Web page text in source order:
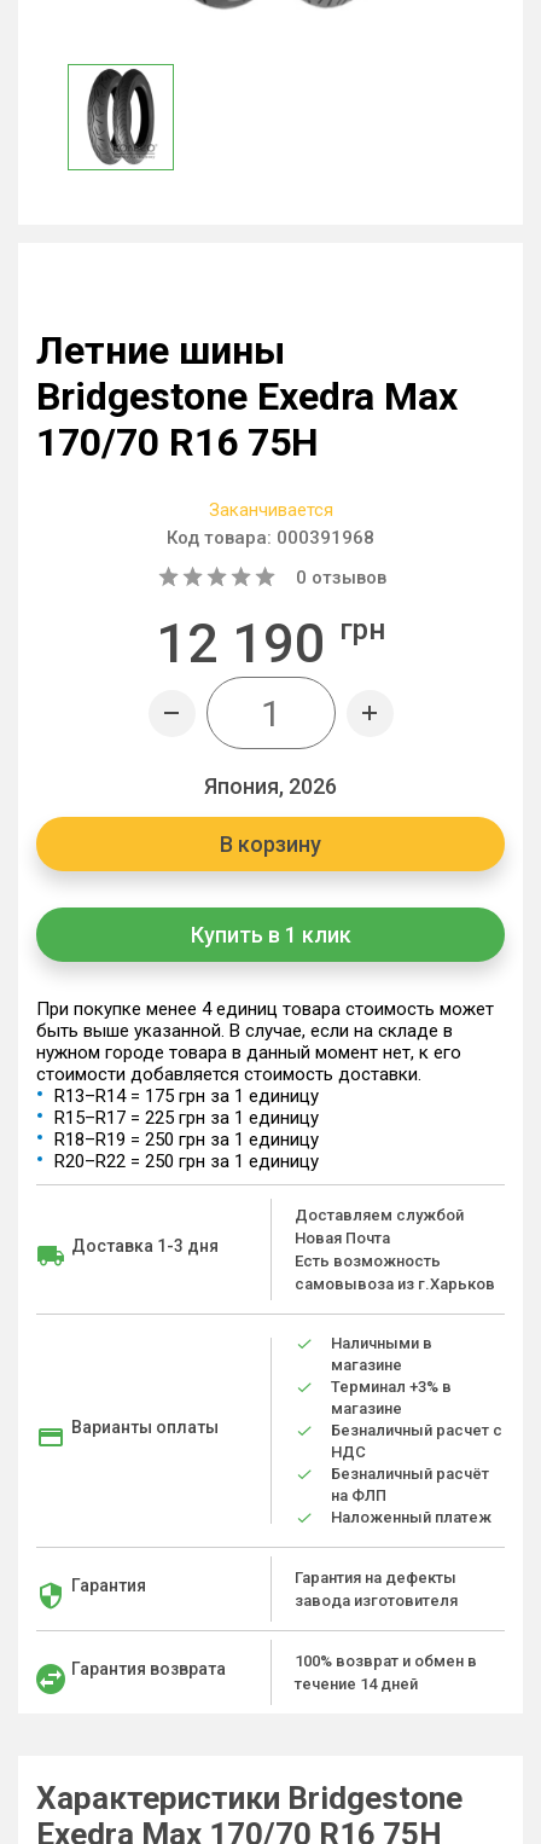
Летние шины
Bridgestone Exedra Max
170/70 R16 75H
Заканчивается
Код товара: 000391968
0 отзывов
12 190 грн
Япония, 2026
В корзину
Купить в 1 клик
При покупке менее 4 единиц товара стоимость может
быть выше указанной. В случае, если на складе в
нужном городе товара в данный момент нет, к его
стоимости добавляется стоимость доставки.
R13–R14 = 175 грн за 1 единицу
R15–R17 = 225 грн за 1 единицу
R18–R19 = 250 грн за 1 единицу
R20–R22 = 250 грн за 1 единицу
Доставка 1-3 дня
Доставляем службой
Новая Почта
Есть возможность
самовывоза из г.Харьков
Варианты оплаты
Наличными в
магазине
Терминал +3% в
магазине
Безналичный расчет с
НДС
Безналичный расчёт
на ФЛП
Наложенный платеж
Гарантия
Гарантия на дефекты
завода изготовителя
Гарантия возврата
100% возврат и обмен в
течение 14 дней
Характеристики Bridgestone
Exedra Max 170/70 R16 75H